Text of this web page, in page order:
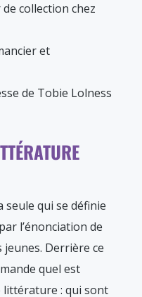
collection chez
et
de Tobie Lolness
qui se définie
l’énonciation de
jeunes. Derrière ce
quel est
littérature : qui sont